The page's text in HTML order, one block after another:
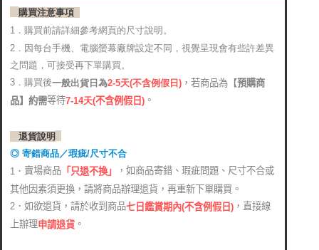
購買注意事項
1．購買前請詳細參考網頁的尺寸說明。
2． 因每台手機、電腦螢幕廠牌設定不同，視覺呈現會有些許差異
之問題，可接受再下單購買。
3．購買後一般出貨日為2-5天(不含例假日) ，若商品為【預購商
品】約需等待7-14天(不含例假日) 。
退貨說明
◎ 寄錯商品／瑕疵/尺寸不合
1． 賣場商品 「只退不換」
，如商品寄錯、瑕疵問題、尺寸不合或
其他因素須更換，請將商品辦理退貨，再重新下單購買。
2．如欲退貨，請於收到商品七日鑑賞期內(不含例假日) ，直接線
上辦理申請退貨 。